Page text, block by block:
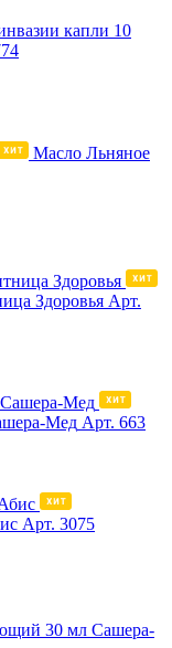
капли 10
Масло Льняное
Здоровья Арт.
Мед Арт. 663
Арт. 3075